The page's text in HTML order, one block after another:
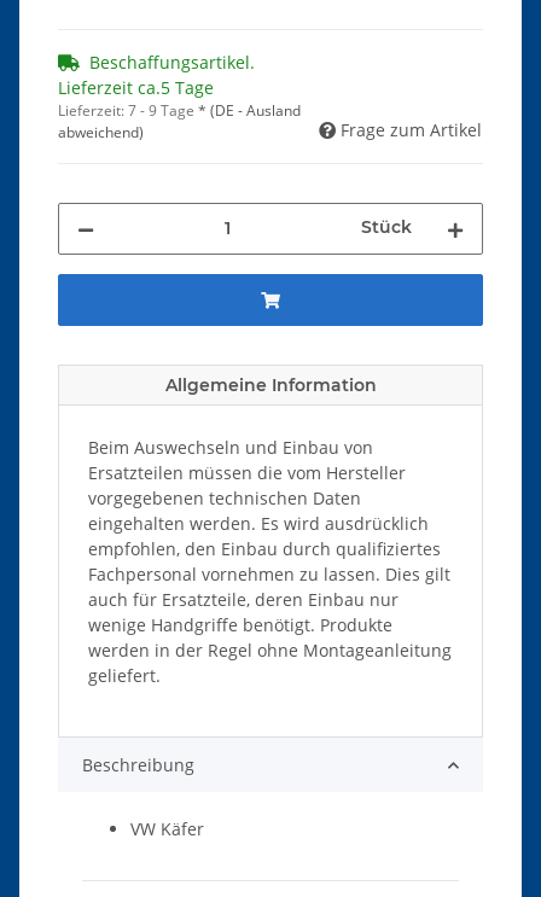
Beschaffungsartikel.
Lieferzeit ca.5 Tage
Lieferzeit:7 - 9 Tage * (DE - Ausland
abweichend)
Frage zum Artikel
Stück
Allgemeine Information
Beim Auswechseln und Einbau von
Ersatzteilen müssen die vom Hersteller
vorgegebenen technischen Daten
eingehalten werden. Es wird ausdrücklich
empfohlen, den Einbau durch qualifiziertes
Fachpersonal vornehmen zu lassen. Dies gilt
auch für Ersatzteile, deren Einbau nur
wenige Handgriffe benötigt. Produkte
werden in der Regel ohne Montageanleitung
geliefert.
Beschreibung
VW Käfer